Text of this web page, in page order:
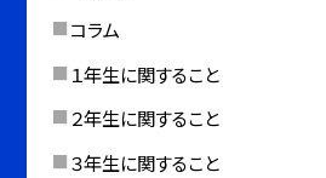
コラム
１年生に関すること
２年生に関すること
３年生に関すること